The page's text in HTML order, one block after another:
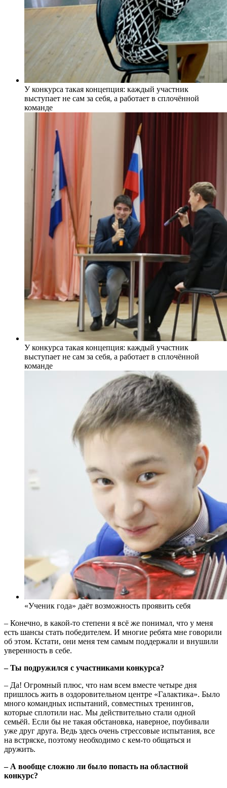
У конкурса такая концепция: каждый участник
выступает не сам за себя, а работает в сплочённой
команде
У конкурса такая концепция: каждый участник
выступает не сам за себя, а работает в сплочённой
команде
«Ученик года» даёт возможность проявить себя
– Конечно, в какой-то степени я всё же понимал, что у меня
есть шансы стать победителем. И многие ребята мне говорили
об этом. Кстати, они меня тем самым поддержали и внушили
уверенность в себе.
– Ты подружился с участниками конкурса?
– Да! Огромный плюс, что нам всем вместе четыре дня
пришлось жить в оздоровительном центре «Галактика». Было
много командных испытаний, совместных тренингов,
которые сплотили нас. Мы действительно стали одной
семьёй. Если бы не такая обстановка, наверное, поубивали
уже друг друга. Ведь здесь очень стрессовые испытания, все
на встряске, поэтому необходимо с кем-то общаться и
дружить.
– А вообще сложно ли было попасть на областной
конкурс?